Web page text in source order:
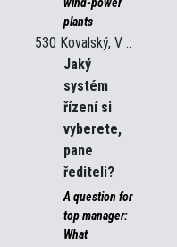
plants
530 Kovalský, V .:
Jaký
systém
řízení si
vyberete,
pane
řediteli?
A question for
top manager:
What